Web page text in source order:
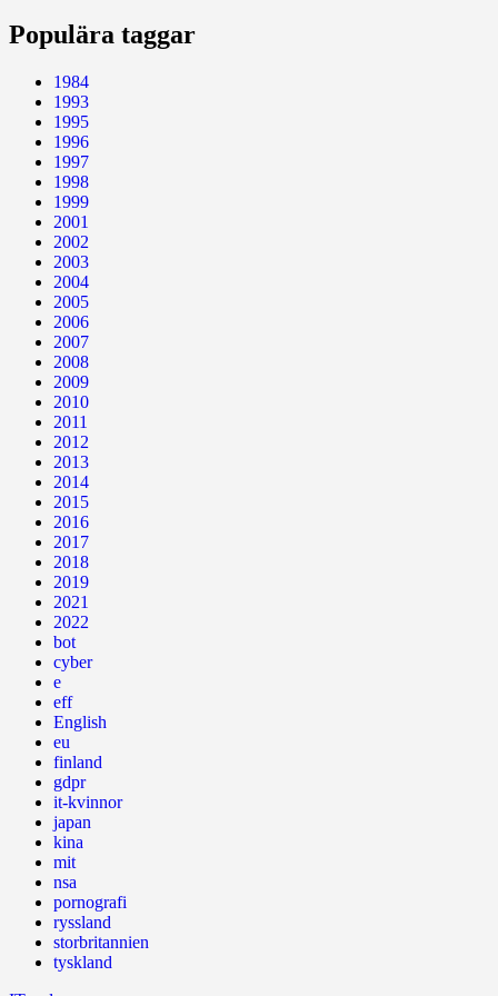
Populära taggar
1984
1993
1995
1996
1997
1998
1999
2001
2002
2003
2004
2005
2006
2007
2008
2009
2010
2011
2012
2013
2014
2015
2016
2017
2018
2019
2021
2022
bot
cyber
e
eff
English
eu
finland
gdpr
it-kvinnor
japan
kina
mit
nsa
pornografi
ryssland
storbritannien
tyskland